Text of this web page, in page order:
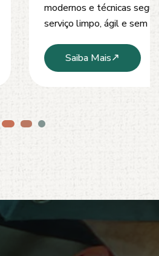
que garantem um
danos à estrutura.